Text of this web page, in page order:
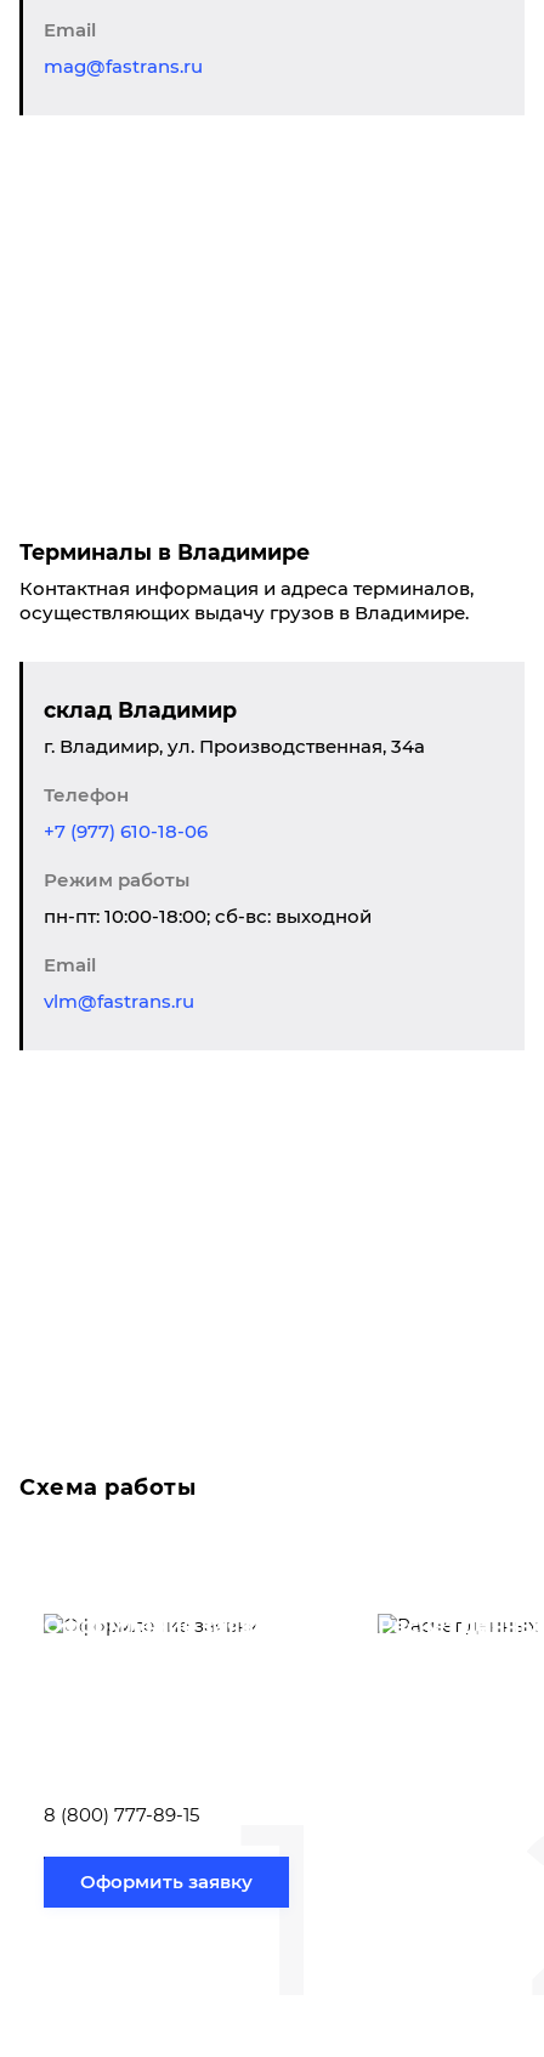
Email
mag@fastrans.ru
Терминалы в Владимире
Контактная информация и адреса терминалов,
осуществляющих выдачу грузов в Владимире.
склад Владимир
г. Владимир, ул. Производственная, 34а
Телефон
+7 (977) 610-18-06
Режим работы
пн-пт: 10:00-18:00; сб-вс: выходной
Email
vlm@fastrans.ru
Схема работы
1
Оформление заявки
8 (800) 777-89-15
Оформить заявку
Расчет